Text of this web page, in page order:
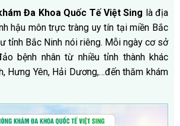
Đa Khoa Quốc Tế Việt Sing là địa
hậu môn trực tràng uy tín tại miền Bắc
tỉnh Bắc Ninh nói riêng. Mỗi ngày cơ sở
bệnh nhân từ nhiều tỉnh thành khác
Hưng Yên, Hải Dương,…đến thăm khám